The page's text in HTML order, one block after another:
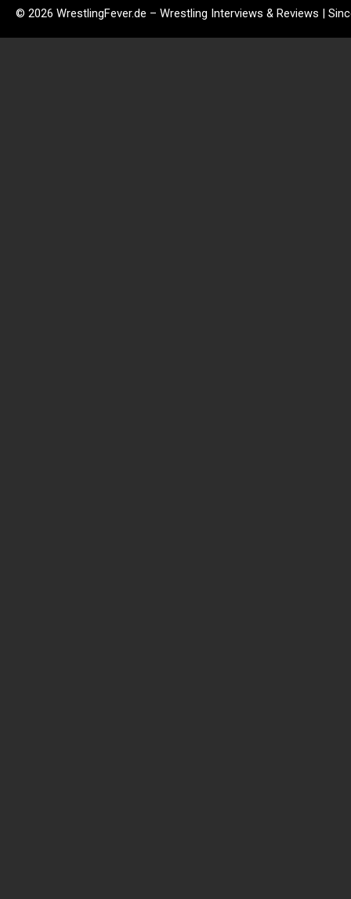
© 2026 WrestlingFever.de – Wrestling Interviews & Reviews |